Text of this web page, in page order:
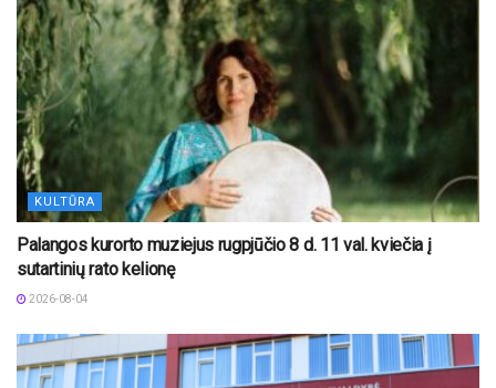
KULTŪRA
Palangos kurorto muziejus rugpjūčio 8 d. 11 val. kviečia į
sutartinių rato kelionę
2026-08-04